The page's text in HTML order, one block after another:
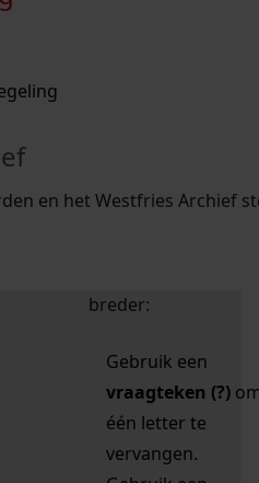
een aantal zoektips.
een aantal zoektips.
en het Westfries Archief
uw zoekopdracht te
breder:
Gebruik een
vraagteken (?)
één letter te
vervangen.